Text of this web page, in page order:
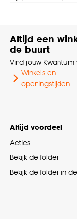
Altijd een
de buurt
Vind jouw Kwantum
Winkels en
openingstijden
Altijd voordeel
Acties
Bekijk de folder
Bekijk de folder in